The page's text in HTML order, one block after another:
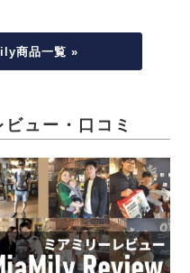
商品一覧 »
ュー・口コミ